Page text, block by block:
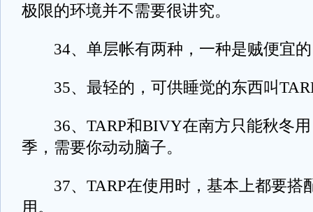
极限的环境并不需要很讲究。
34、单层帐有两种，一种是贼便宜的
35、最轻的，可供睡觉的东西叫
36、TARP和BIVY在南方只能秋冬用
季，需要你动动脑子。
37、TARP在使用时，基本上都要搭
用。